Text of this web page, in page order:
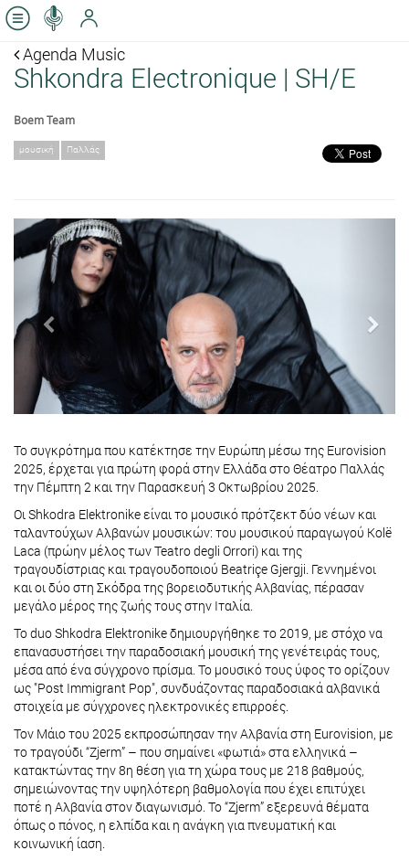
Agenda Music
Shkondra Electronique | SH/E
Boem Team
μουσική Παλλάς
Previous
Το συγκρότημα που κατέκτησε την Ευρώπη μέσω της Eurovision
2025, έρχεται για πρώτη φορά στην Ελλάδα στο Θέατρο Παλλάς
την Πέμπτη 2 και την Παρασκευή 3 Οκτωβρίου 2025.
Οι Shkodra Elektronike είναι το μουσικό πρότζεκτ δύο νέων και
ταλαντούχων Αλβανών μουσικών: του μουσικού παραγωγού Kolë
Laca (πρώην μέλος των Teatro degli Orrori) και της
τραγουδίστριας και τραγουδοποιού Beatriçe Gjergji. Γεννημένοι
και οι δύο στη Σκόδρα της βορειοδυτικής Αλβανίας, πέρασαν
μεγάλο μέρος της ζωής τους στην Ιταλία.
Το duo Shkodra Elektronike δημιουργήθηκε το 2019, με στόχο να
επανασυστήσει την παραδοσιακή μουσική της γενέτειράς τους,
μέσα από ένα σύγχρονο πρίσμα. Το μουσικό τους ύφος το ορίζουν
ως "Post Immigrant Pop", συνδυάζοντας παραδοσιακά αλβανικά
στοιχεία με σύγχρονες ηλεκτρονικές επιρροές.
Τον Μάιο του 2025 εκπροσώπησαν την Αλβανία στη Eurovision, με
το τραγούδι “Zjerm” – που σημαίνει «φωτιά» στα ελληνικά –
κατακτώντας την 8η θέση για τη χώρα τους με 218 βαθμούς,
σημειώνοντας την υψηλότερη βαθμολογία που έχει επιτύχει
ποτέ η Αλβανία στον διαγωνισμό. Το “Zjerm” εξερευνά θέματα
όπως ο πόνος, η ελπίδα και η ανάγκη για πνευματική και
κοινωνική ίαση.